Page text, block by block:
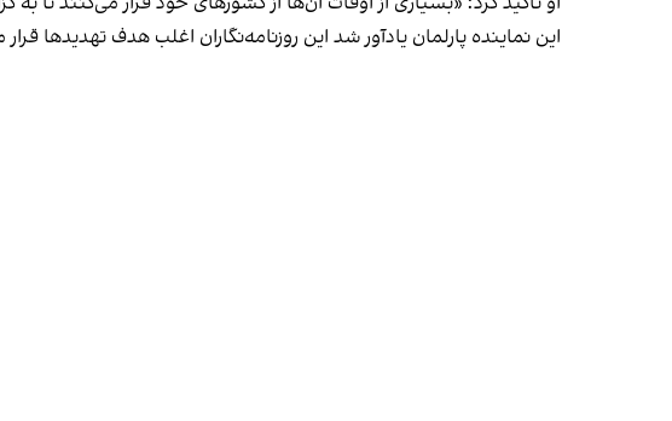
این نماینده پارلمان یادآور شد این روزنامه‌نگاران اغلب هدف